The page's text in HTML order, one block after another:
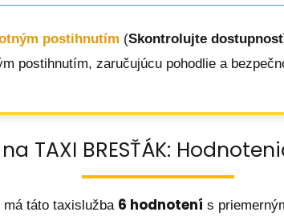
postihnutím (Skontrolujte
postihnutím, zaručujúcu pohodlie a
TAXI BRESŤÁK:
táto taxislužba 6 hodnotení s